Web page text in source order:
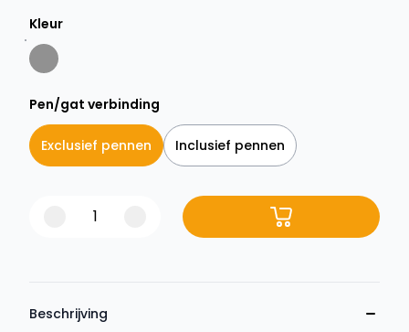
Kleur
Pen/gat verbinding
Exclusief pennen Inclusief pennen
Beschrijving